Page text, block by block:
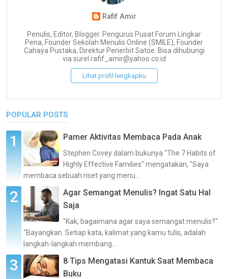
Rafif Amir
Penulis, Editor, Blogger. Pengurus Pusat Forum Lingkar
Pena, Founder Sekolah Menulis Online (SMILE), Founder
Cahaya Pustaka, Direktur Penerbit Satoe. Bisa dihubungi
via surel rafif_amir@yahoo.co.id
Lihat profil lengkapku
POPULAR POSTS
Pamer Aktivitas Membaca Pada Anak
Stephen Covey dalam bukunya "The 7 Habits of
Highly Effective Families" mengatakan, "Saya
membaca sebuah riset yang menu...
Agar Semangat Menulis? Ingat Satu Hal
Saja
"Kak, bagaimana agar saya semangat menulis?"
"Bayangkan. Setiap kata, kalimat yang kamu tulis, adalah
langkah-langkah membang...
8 Tips Mengatasi Kantuk Saat Membaca
Buku